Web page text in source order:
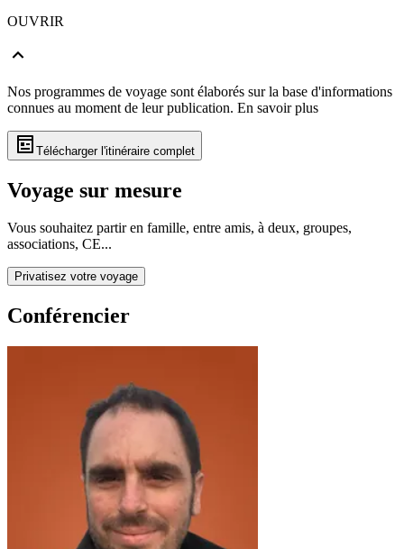
OUVRIR
Nos programmes de voyage sont élaborés sur la base d'informations
connues au moment de leur publication. En savoir plus
Télécharger l'itinéraire complet
Voyage sur mesure
Vous souhaitez partir en famille, entre amis, à deux, groupes,
associations, CE...
Privatisez votre voyage
Conférencier